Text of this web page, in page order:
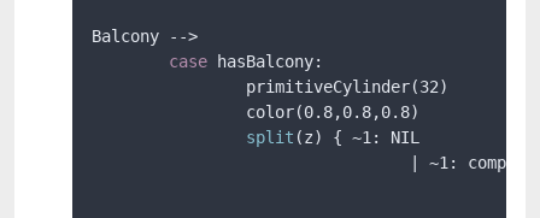
Balcony -->
case hasBalcony:
split (z) { ~1: NIL